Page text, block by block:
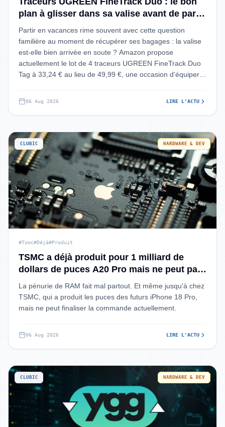
plan à glisser dans sa valise avant de partir
en vacances
Partir en vacances rime souvent avec cette question
familière au moment de récupérer ses bagages : la valise
est-elle bien arrivée en soute ? Amazon propose
actuellement le lot de 4 traceurs UGREEN FineTrack Duo
Tag à 33,24 € au lieu de 49,99 €, une occasion d'équiper
06 Aug 2026 LIRE L'ACTU
CLUBIC HARDWARE & DEV
#Tsmc#Déjà#Produit
TSMC a déjà produit pour 1 milliard de
dollars de puces A20 Pro mais ne peut pas
les livrer à Apple... faute de RAM
La pénurie de RAM fait mal partout. Et même jusqu'à chez
TSMC, qui a produit les puces des futurs iPhone 18 Pro,
mais ne peut finaliser la commande actuellement.
06 Aug 2026 LIRE L'ACTU
CLUBIC HARDWARE & DEV